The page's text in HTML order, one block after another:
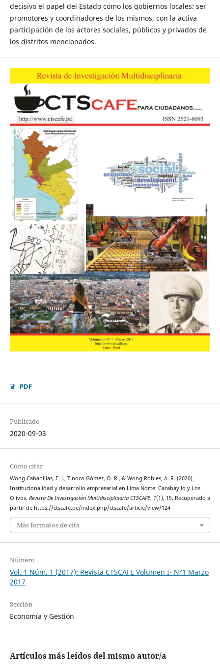
decisivo el papel del Estado como los gobiernos locales: ser
promotores y coordinadores de los mismos, con la activa
participación de los actores sociales, públicos y privados de
los distritos mencionados.
PDF
Publicado
2020-09-03
Cómo citar
Wong Cabanillas, F. J., Tinoco Gómez, O. R., & Wong Robles, A. R. (2020).
Institucionalidad y desarrollo empresarial en Lima Norte: Carabayllo y Los
Olivos. Revista De Investigación Multidisciplinaria CTSCAFE, 1(1), 15. Recuperado a
partir de https://ctscafe.pe/index.php/ctscafe/article/view/124
Más formatos de cita
Número
Vol. 1 Núm. 1 (2017): Revista CTSCAFE Volumen I- N°1 Marzo
2017
Sección
Economía y Gestión
Artículos más leídos del mismo autor/a